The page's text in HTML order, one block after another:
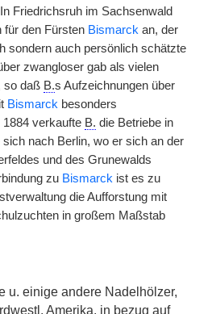
Friedrichsruh im Sachsenwald
für den Fürsten Bismarck an, der
sondern auch persönlich schätzte
zwangloser gab als vielen
so daß B.s Aufzeichnungen über
Bismarck besonders
verkaufte B. die Betriebe in
sich nach Berlin, wo er sich an der
und des Grunewalds
zu Bismarck ist es zu
die Aufforstung mit
in großem Maßstab
u. einige andere Nadelhölzer,
Amerika, in bezug auf